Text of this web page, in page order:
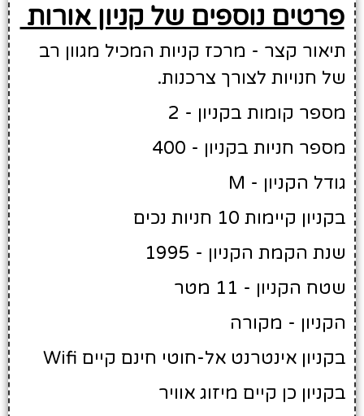
פרטים נוספים של קניון אורות
תיאור קצר - מרכז קניות המכיל מגוון רב
של חנויות לצורך צרכנות.
מספר קומות בקניון - 2
מספר חניות בקניון - 400
גודל הקניון - M
בקניון קיימות 10 חניות נכים
שנת הקמת הקניון - 1995
שטח הקניון - 11 מטר
הקניון - מקורה
בקניון אינטרנט אל-חוטי חינם קיים Wifi
בקניון כן קיים מיזוג אוויר